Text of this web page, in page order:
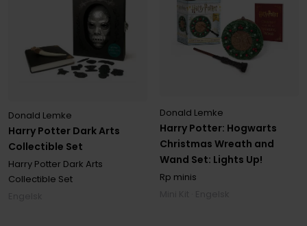
Harry Potter Dark Arts
Collectible Set
Donald Lemke
Harry Potter Dark Arts
Collectible Set
Harry Potter: Hogwarts
Christmas Wreath and
Wand Set: Lights Up!
Donald Lemke
Rp minis